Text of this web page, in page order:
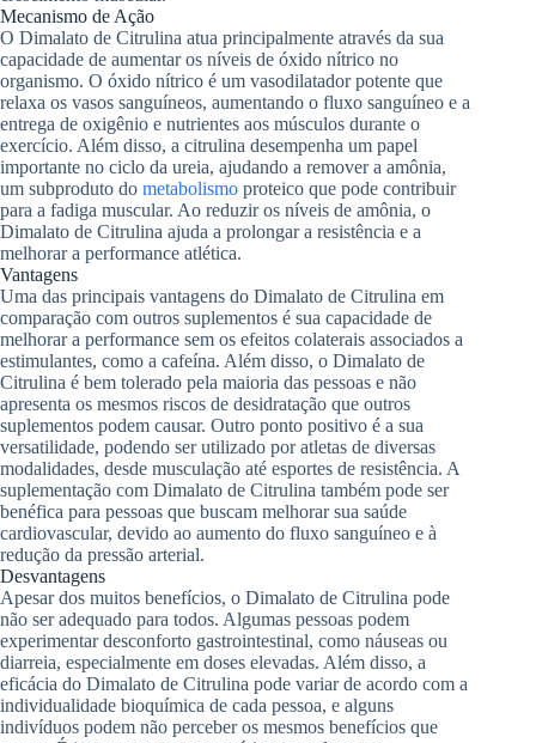
Mecanismo de Ação
O Dimalato de Citrulina atua principalmente através da sua
capacidade de aumentar os níveis de óxido nítrico no
organismo. O óxido nítrico é um vasodilatador potente que
relaxa os vasos sanguíneos, aumentando o fluxo sanguíneo e a
entrega de oxigênio e nutrientes aos músculos durante o
exercício. Além disso, a citrulina desempenha um papel
importante no ciclo da ureia, ajudando a remover a amônia,
um subproduto do metabolismo proteico que pode contribuir
para a fadiga muscular. Ao reduzir os níveis de amônia, o
Dimalato de Citrulina ajuda a prolongar a resistência e a
melhorar a performance atlética.
Vantagens
Uma das principais vantagens do Dimalato de Citrulina em
comparação com outros suplementos é sua capacidade de
melhorar a performance sem os efeitos colaterais associados a
estimulantes, como a cafeína. Além disso, o Dimalato de
Citrulina é bem tolerado pela maioria das pessoas e não
apresenta os mesmos riscos de desidratação que outros
suplementos podem causar. Outro ponto positivo é a sua
versatilidade, podendo ser utilizado por atletas de diversas
modalidades, desde musculação até esportes de resistência. A
suplementação com Dimalato de Citrulina também pode ser
benéfica para pessoas que buscam melhorar sua saúde
cardiovascular, devido ao aumento do fluxo sanguíneo e à
redução da pressão arterial.
Desvantagens
Apesar dos muitos benefícios, o Dimalato de Citrulina pode
não ser adequado para todos. Algumas pessoas podem
experimentar desconforto gastrointestinal, como náuseas ou
diarreia, especialmente em doses elevadas. Além disso, a
eficácia do Dimalato de Citrulina pode variar de acordo com a
individualidade bioquímica de cada pessoa, e alguns
indivíduos podem não perceber os mesmos benefícios que